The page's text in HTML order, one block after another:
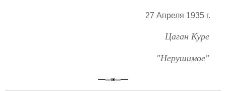
27 Апреля 1935 г.
Цаган Куре
"Нерушимое"